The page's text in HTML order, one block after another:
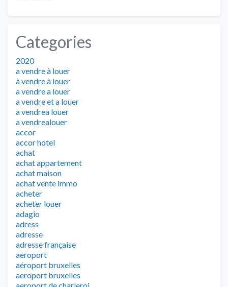
Categories
2020
a vendre à louer
à vendre à louer
a vendre a louer
a vendre et a louer
a vendrea louer
a vendrealouer
accor
accor hotel
achat
achat appartement
achat maison
achat vente immo
acheter
acheter louer
adagio
adress
adresse
adresse française
aeroport
aéroport bruxelles
aeroport bruxelles